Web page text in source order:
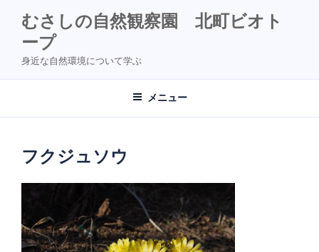
むさしの自然観察園 北町ビオト
ープ
身近な自然環境について学ぶ
メニュー
フクジュソウ